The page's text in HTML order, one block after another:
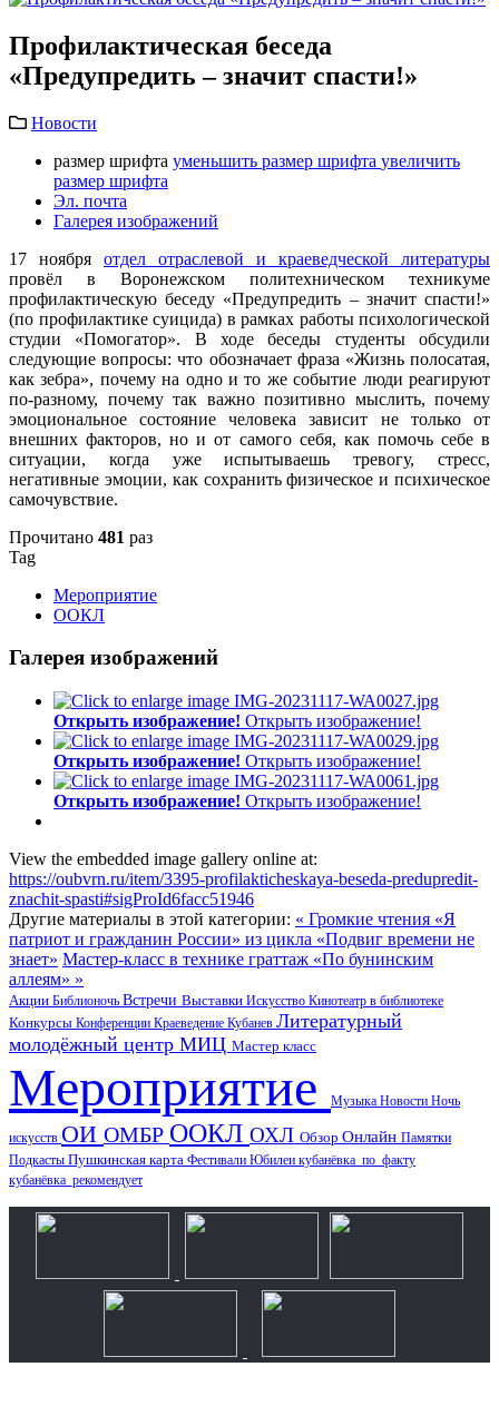
Профилактическая беседа
«Предупредить – значит спасти!»
Новости
размер шрифта уменьшить размер шрифта увеличить
размер шрифта
Эл. почта
Галерея изображений
17 ноября отдел отраслевой и краеведческой литературы
провёл в Воронежском политехническом техникуме
профилактическую беседу «Предупредить – значит спасти!»
(по профилактике суицида) в рамках работы психологической
студии «Помогатор». В ходе беседы студенты обсудили
следующие вопросы: что обозначает фраза «Жизнь полосатая,
как зебра», почему на одно и то же событие люди реагируют
по-разному, почему так важно позитивно мыслить, почему
эмоциональное состояние человека зависит не только от
внешних факторов, но и от самого себя, как помочь себе в
ситуации, когда уже испытываешь тревогу, стресс,
негативные эмоции, как сохранить физическое и психическое
самочувствие.
Прочитано 481 раз
Tag
Мероприятие
ООКЛ
Галерея изображений
Открыть изображение! Открыть изображение!
Открыть изображение! Открыть изображение!
Открыть изображение! Открыть изображение!
View the embedded image gallery online at:
https://oubvrn.ru/item/3395-profilakticheskaya-beseda-predupredit-
znachit-spasti#sigProId6facc51946
Другие материалы в этой категории: « Громкие чтения «Я
патриот и гражданин России» из цикла «Подвиг времени не
знает» Мастер-класс в технике граттаж «По бунинским
аллеям» »
Акции Библионочь Встречи Выставки Искусство Кинотеатр в библиотеке
Конкурсы Конференции Краеведение Кубанев Литературный
молодёжный центр МИЦ Мастер класс
Мероприятие Музыка Новости Ночь
искусств ОИ ОМБР ООКЛ ОХЛ Обзор Онлайн Памятки
Подкасты Пушкинская карта Фестивали Юбилеи кубанёвка_по_факту
кубанёвка_рекомендует